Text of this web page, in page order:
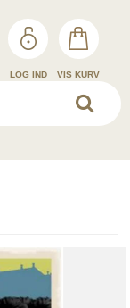
LOG IND VIS KURV